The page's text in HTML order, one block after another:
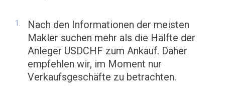
Nach den Informationen der meisten
Makler suchen mehr als die Hälfte der
Anleger USDCHF zum Ankauf. Daher
empfehlen wir, im Moment nur
Verkaufsgeschäfte zu betrachten.